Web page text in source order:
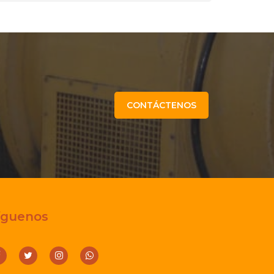
CONTÁCTENOS